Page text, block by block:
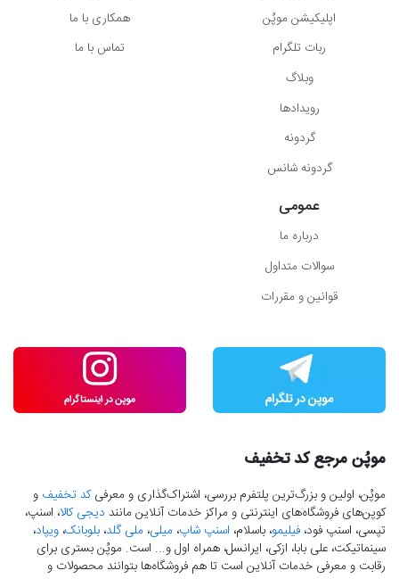
اپلیکیشن موپُن
ربات تلگرام
وبلاگ
رویدادها
گردونه
گردونه شانس
همکاری با ما
تماس با ما
عمومی
درباره ما
سوالات متداول
قوانین و مقررات
موپُن مرجع کد تخفیف
موپُن، اولین و بزرگ‌ترین پلتفرم بررسی، اشتراک‌گذاری و معرفیکد تخفیف و
کوپن‌های فروشگاه‌های اینترنتی و مراکز خدمات آنلاین مانند دیجی کالا، اسنپ،
تپسی، اسنپ فود، فیلیمو، باسلام، اسنپ شاپ، میلی، ملی گلد، بلوبانک، ویپاد،
سینماتیکت، علی بابا، ازکی، ایرانسل، همراه اول و... است. موپُن بستری برای
رقابت و معرفی خدمات آنلاین است تا هم فروشگاه‌ها بتوانند محصولات و